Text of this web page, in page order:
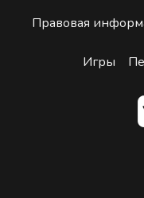
Правовая
Игры